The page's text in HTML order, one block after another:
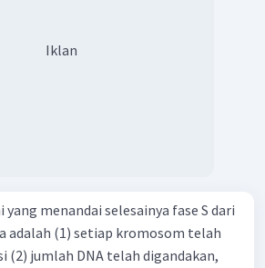
Iklan
menandai selesainya fase S dari
telah